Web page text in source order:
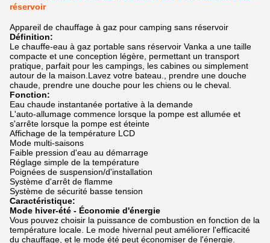
réservoir
Appareil de chauffage à gaz pour camping sans réservoir
Définition:
Le chauffe-eau à gaz portable sans réservoir Vanka a une taille
compacte et une conception légère, permettant un transport
pratique, parfait pour les campings, les cabines ou simplement
autour de la maison.Lavez votre bateau., prendre une douche
chaude, prendre une douche pour les chiens ou le cheval.
Fonction:
Eau chaude instantanée portative à la demande
L'auto-allumage commence lorsque la pompe est allumée et
s'arrête lorsque la pompe est éteinte
Affichage de la température LCD
Mode multi-saisons
Faible pression d'eau au démarrage
Réglage simple de la température
Poignées de suspension/d'installation
Système d'arrêt de flamme
Système de sécurité basse tension
Caractéristique:
Mode hiver-été - Économie d'énergie
Vous pouvez choisir la puissance de combustion en fonction de la
température locale. Le mode hivernal peut améliorer l'efficacité
du chauffage, et le mode été peut économiser de l'énergie.